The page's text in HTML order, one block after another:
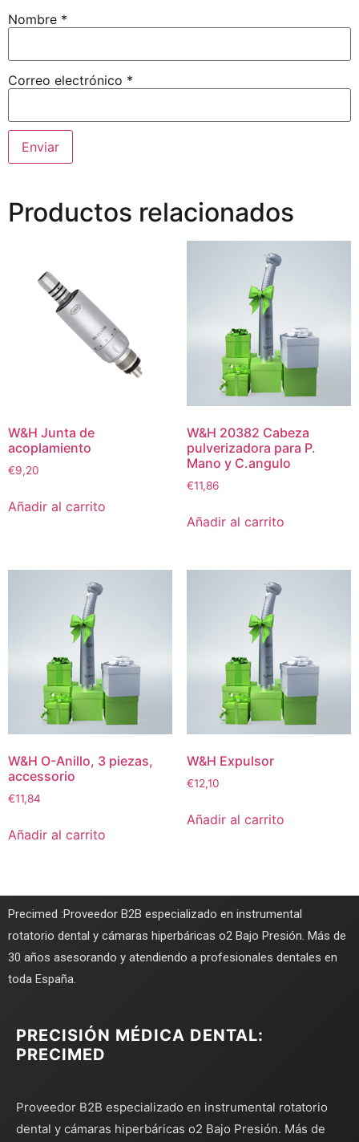
Nombre *
Correo electrónico *
Productos relacionados
W&H Junta de
acoplamiento
€9,20
Añadir al carrito
W&H 20382 Cabeza
pulverizadora para P.
Mano y C.angulo
€11,86
Añadir al carrito
W&H O-Anillo, 3 piezas,
accessorio
€11,84
Añadir al carrito
W&H Expulsor
€12,10
Añadir al carrito
Precimed :Proveedor B2B especializado en instrumental
rotatorio dental y cámaras hiperbáricas o2 Bajo Presión. Más de
30 años asesorando y atendiendo a profesionales dentales en
toda España.
PRECISIÓN MÉDICA DENTAL:
PRECIMED
Proveedor B2B especializado en instrumental rotatorio
dental y cámaras hiperbáricas o2 Bajo Presión. Más de